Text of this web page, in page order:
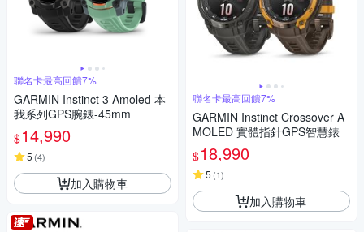
聯名卡最高回饋7%
GARMIN Instinct 3 Amoled 本
我系列GPS腕錶-45mm
$14,990
5 (4)
加入購物車
聯名卡最高回饋7%
GARMIN Instinct Crossover A
MOLED 實體指針GPS智慧錶
$18,990
5 (1)
加入購物車